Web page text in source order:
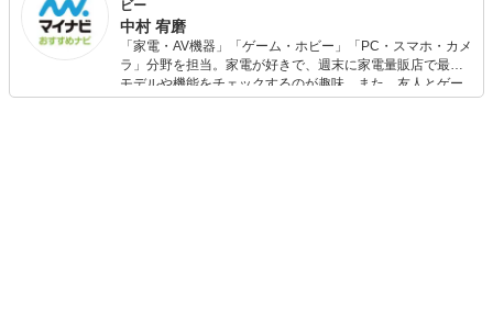
ビー
中村 宥磨
「家電・AV機器」「ゲーム・ホビー」「PC・スマホ・カメ
ラ」分野を担当。家電が好きで、週末に家電量販店で最新
モデルや機能をチェックするのが趣味。また、友人とゲー
ムを楽しみながら、新作タイトルやイベント情報もいち早